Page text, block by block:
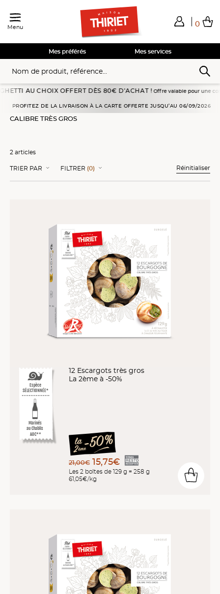
Menu 0
Total de mes achats
Voir mon panier
Voir mon panier
Voir mon panier
Voir mon panier
Mes services
Mes préférés
AU CHOIX OFFERT DÈS 80€ D’ACHAT !Offre valable pour une
PROFITEZ DE LA LIVRAISON À LA CARTE OFFERTE JUSQU’AU 06/09/2026
CALIBRE TRÈS GROS
2 articles
TRIER PAR FILTRER (0) Réinitialiser
Espèce
SÉLECTIONNÉE*
Marinés
au Chablis
AOC**
12 Escargots très gros
La 2ème à -50%
21,00€ 15,75€
Les 2 boîtes de 129 g = 258 g
61,05€/kg